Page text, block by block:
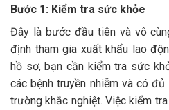
Bước 1: Kiểm tra sức khỏe
Đây là bước đầu tiên và vô
định tham gia xuất khẩu lao
hồ sơ, bạn cần kiểm tra sức
các bệnh truyền nhiễm và có
trường khắc nghiệt. Việc kiểm